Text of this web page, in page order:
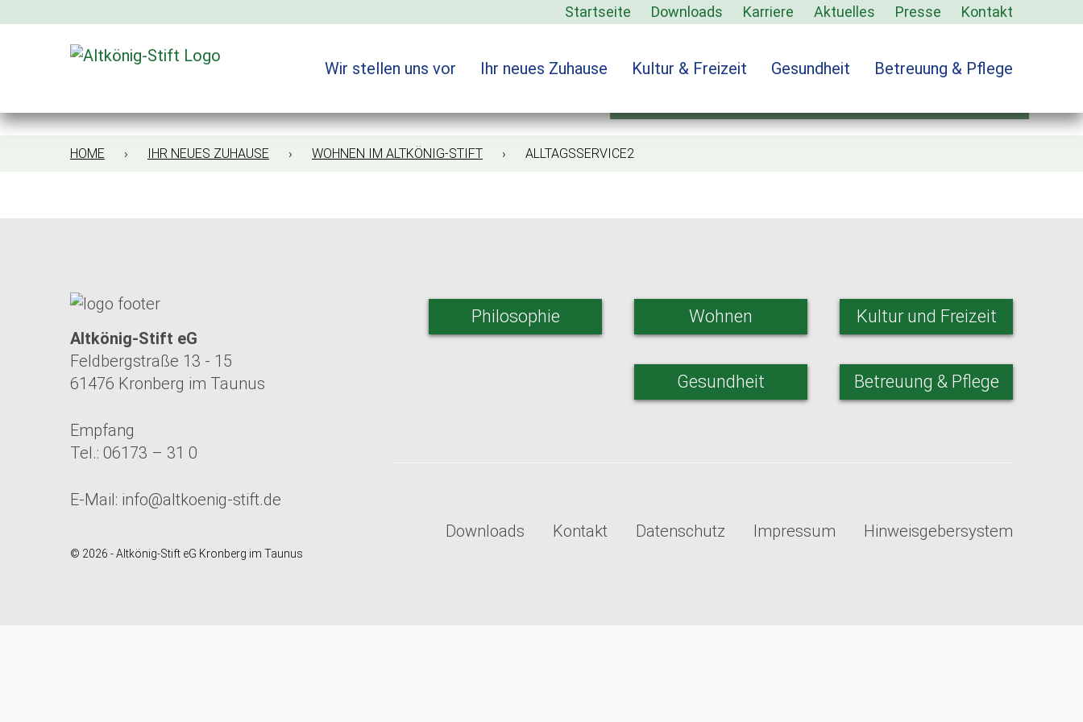
Startseite Downloads Karriere Aktuelles Presse Kontakt
Wir stellen uns vor Ihr neues Zuhause Kultur & Freizeit Gesundheit Betreuung & Pflege
alltagsservice2
HOME › IHR NEUES ZUHAUSE › WOHNEN IM ALTKÖNIG-STIFT › ALLTAGSSERVICE2
Altkönig-Stift eG
Feldbergstraße 13 - 15
61476 Kronberg im Taunus
Empfang
Tel.: 06173 – 31 0
E-Mail: info@altkoenig-stift.de
Philosophie Wohnen Kultur und Freizeit
Gesundheit Betreuung & Pflege
Downloads Kontakt Datenschutz Impressum Hinweisgebersystem
© 2026 - Altkönig-Stift eG Kronberg im Taunus